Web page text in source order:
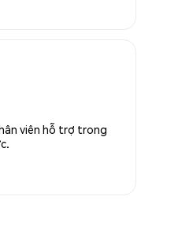
viên hỗ trợ trong